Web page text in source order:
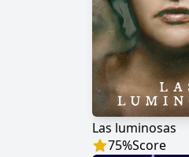
Las luminosas
75%Score